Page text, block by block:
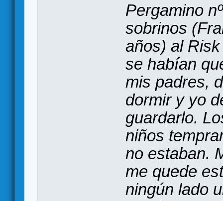
Pergamino
sobrinos
años) al
se habían
mis padres,
dormir y yo
guardarlo.
niños
no estaban.
me quede
ningún lado